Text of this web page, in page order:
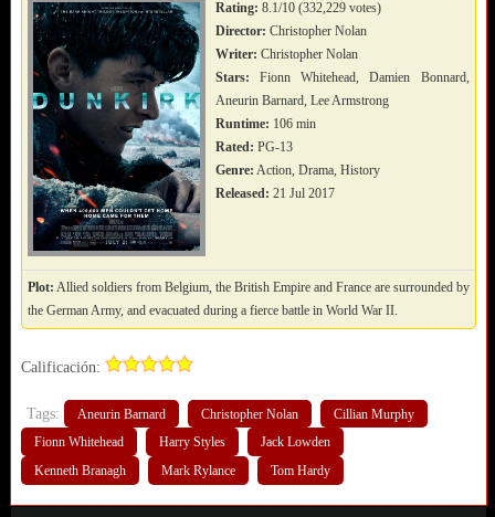
Rating: 8.1/10 (332,229 votes)
Director: Christopher Nolan
Writer: Christopher Nolan
Stars: Fionn Whitehead, Damien Bonnard,
Aneurin Barnard, Lee Armstrong
Runtime: 106 min
Rated: PG-13
Genre: Action, Drama, History
Released: 21 Jul 2017
Plot: Allied soldiers from Belgium, the British Empire and France are surrounded by
the German Army, and evacuated during a fierce battle in World War II.
Calificación:
Tags: Aneurin Barnard Christopher Nolan
Cillian Murphy
Fionn Whitehead
Harry Styles
Jack Lowden
Kenneth Branagh
Mark Rylance Tom Hardy